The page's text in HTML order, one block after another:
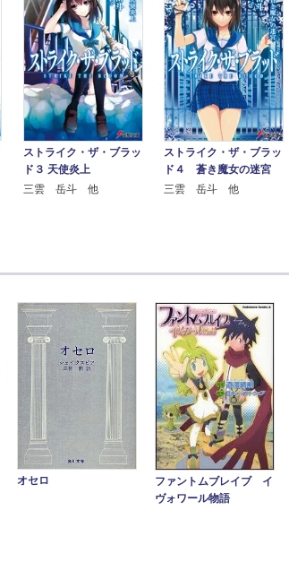
ストライク・ザ・ブラッ
ド３ 天使炎上
三雲 岳斗 他
ストライク・ザ・ブラッ
ド４ 蒼き魔女の迷宮
三雲 岳斗 他
オセロ
ファントムブレイブ イ
ヴォワール物語